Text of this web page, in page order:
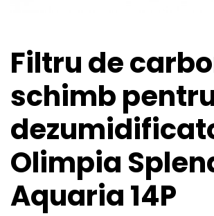
Filtru de
schimb
Olimpia
Aquaria 14P